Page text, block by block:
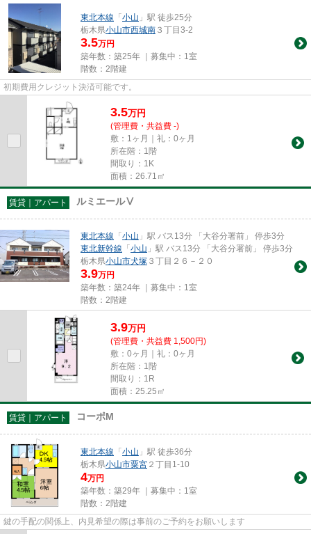
東北本線 「小山 」駅 徒歩25分
栃木県小山市西城南 ３丁目3-2
3.5万円
築年数：築25年 ｜募集中： 1室
階数：2階建
初期費用クレジット決済可能です。
3.5万円
(管理費・共益費 -)
敷：1ヶ月｜礼：0ヶ月
所在階：1階
間取り：1K
面積：26.71㎡
賃貸｜アパート ルミエールⅤ
東北本線 「小山 」駅 バス13分 「大谷分署前」 停歩3分
東北新幹線 「小山 」駅 バス13分 「大谷分署前」 停歩3分
栃木県小山市犬塚 ３丁目２６－２０
3.9万円
築年数：築24年 ｜募集中： 1室
階数：2階建
3.9万円
(管理費・共益費 1,500円)
敷：0ヶ月｜礼：0ヶ月
所在階：1階
間取り：1R
面積：25.25㎡
賃貸｜アパート コーポM
東北本線 「小山 」駅 徒歩36分
栃木県小山市粟宮 ２丁目1-10
4万円
築年数：築29年 ｜募集中： 1室
階数：2階建
鍵の手配の関係上、内見希望の際は事前のご予約をお願いします